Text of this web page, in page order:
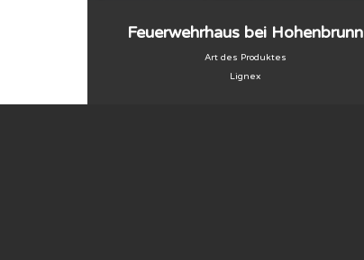
Feuerwehrhaus bei Hohenbrunn
Art des Produktes
Lignex